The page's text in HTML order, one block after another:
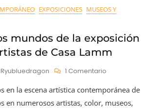
EXPOSICIONES MUSEOS Y
mundos de la exposición
de Casa Lamm
Ryubluedragon 1 Comentario
Distintos
en la escena artística contemporánea de
en numerosos artistas, color, museos,